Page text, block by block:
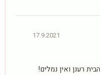
17.9.2021
רענן ואין נמלים!